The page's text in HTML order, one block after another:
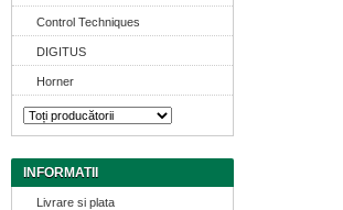
Control Techniques
DIGITUS
Horner
INFORMATII
Livrare si plata